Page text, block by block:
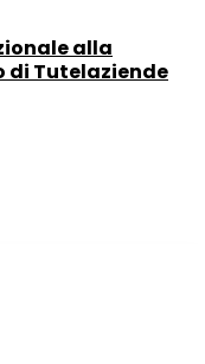
alla
di Tutelaziende